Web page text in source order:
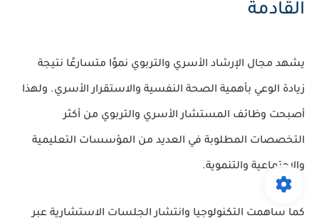
القادمة
يشهد مجال الإرشاد الأسري والتربوي نموًا متسارعًا نتيجة
زيادة الوعي بأهمية الصحة النفسية والاستقرار الأسري. ولهذا
أصبحت وظائف المستشار الأسري والتربوي من أكثر
التخصصات المطلوبة في العديد من المؤسسات التعليمية
والاجتماعية والتنموية.
كما ساهمت التكنولوجيا وانتشار الجلسات الاستشارية عبر